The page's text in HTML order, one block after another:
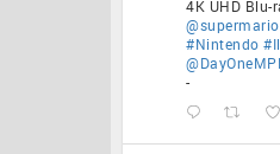
4K UHD Blu-
#Nintendo
-